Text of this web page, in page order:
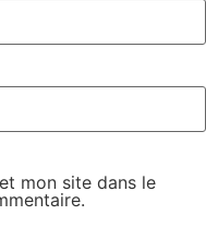
mon site dans le